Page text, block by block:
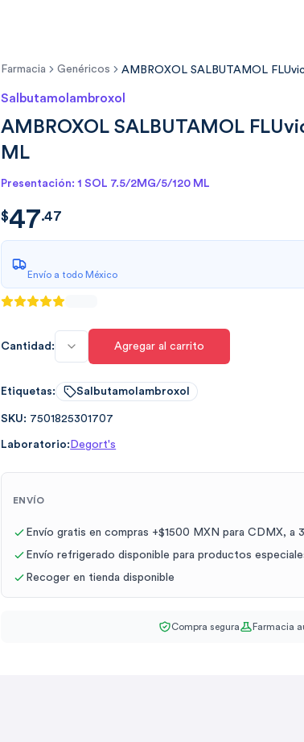
Farmacia Genéricos AMBROXOL SALBUTAMOL
Salbutamolambroxol
AMBROXOL SALBUTAMOL
ML
Presentación: 1 SOL 7.5/2MG/5/120 ML
$47.471931818181794
$47.47
Envío a todo México
Cantidad: Agregar al carrito
Etiquetas: Salbutamolambroxol
SKU: 7501825301707
Laboratorio: Degort's
ENVÍO
Envío gratis en compras +$1500 MXN para CDMX, a
Envío refrigerado disponible para productos
Recoger en tienda disponible
Compra segura Farmacia